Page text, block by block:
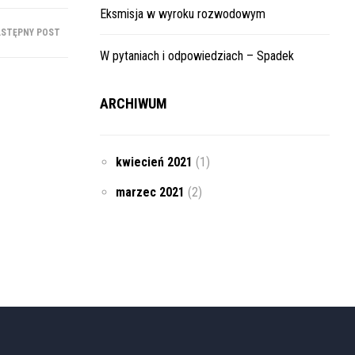
Eksmisja w wyroku rozwodowym
W pytaniach i odpowiedziach – Spadek
ARCHIWUM
kwiecień 2021 (1)
marzec 2021 (2)
POST